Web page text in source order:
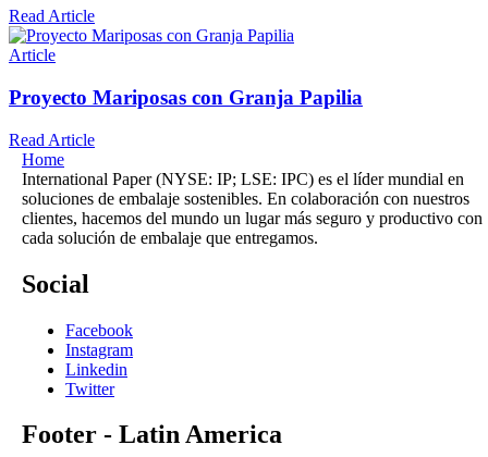
Read Article
Article
Proyecto Mariposas con Granja Papilia
Read Article
Home
International Paper (NYSE: IP; LSE: IPC) es el líder mundial en
soluciones de embalaje sostenibles. En colaboración con nuestros
clientes, hacemos del mundo un lugar más seguro y productivo con
cada solución de embalaje que entregamos.
Social
Facebook
Instagram
Linkedin
Twitter
Footer - Latin America